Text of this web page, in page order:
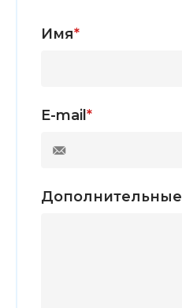
Имя*
E-mail *